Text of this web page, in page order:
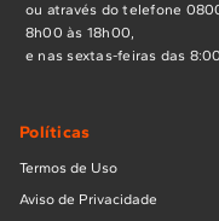
ou através do telefone
8h00 às 18h00,
e nas sextas-feiras das
Políticas
Termos de Uso
Aviso de Privacidade